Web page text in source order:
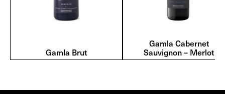
Gamla Brut
Gamla Cabernet
Sauvignon – Merlot